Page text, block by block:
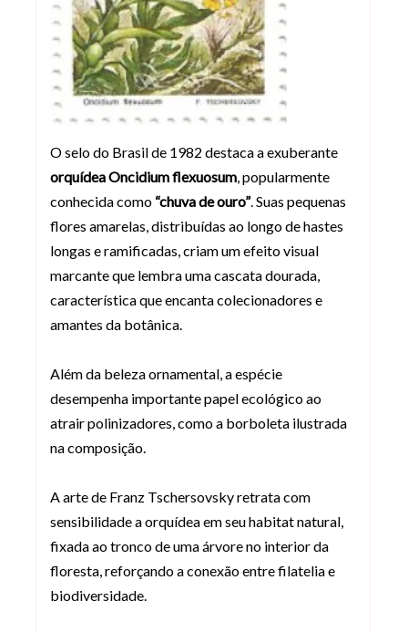
O selo do Brasil de 1982 destaca a exuberante
orquídea Oncidium flexuosum , popularmente
conhecida como “chuva de ouro”. Suas pequenas
flores amarelas, distribuídas ao longo de hastes
longas e ramificadas, criam um efeito visual
marcante que lembra uma cascata dourada,
característica que encanta colecionadores e
amantes da botânica.
Além da beleza ornamental, a espécie
desempenha importante papel ecológico ao
atrair polinizadores, como a borboleta ilustrada
na composição.
A arte de Franz Tschersovsky retrata com
sensibilidade a orquídea em seu habitat natural,
fixada ao tronco de uma árvore no interior da
floresta, reforçando a conexão entre filatelia e
biodiversidade.